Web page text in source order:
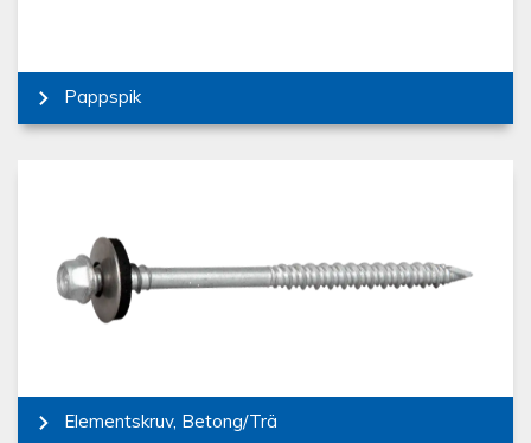
Pappspik
Elementskruv, Betong/Trä